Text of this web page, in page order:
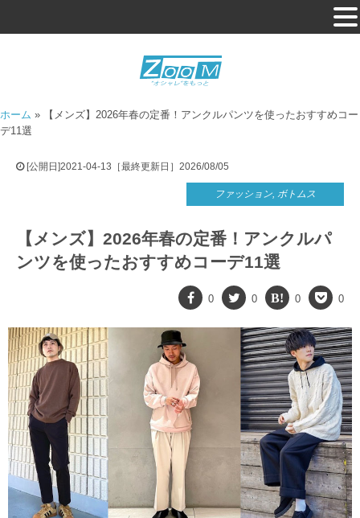
ホーム »
【メンズ】2026年春の定番！アンクルパンツを使ったおすすめコー
デ11選
[公開日]2021-04-13［最終更新日］2026/08/05
ファッション, ボトムス
【メンズ】2026年春の定番！アンクルパ
ンツを使ったおすすめコーデ11選
0 0 0 0